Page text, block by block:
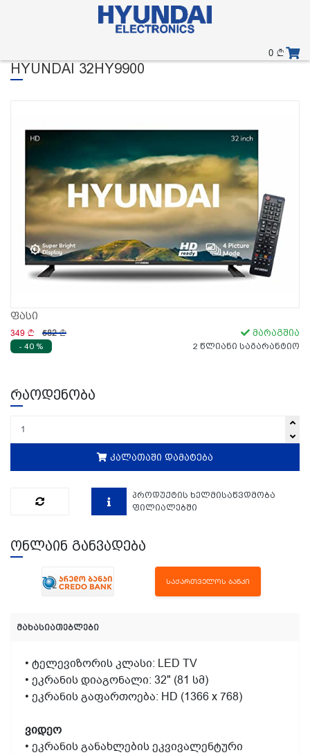
0
HYUNDAI 32HY9900
ფასი
349 582 მარაგშია
- 40 % 2 წლიანი საგარანტიო
რაოდენობა
კალათაში დამატება
პროდუქტის ხელმისაწვდმობა
ფილიალებში
ონლაინ განვადება
ᲡᲐᲥᲐᲠᲗᲕᲔᲚᲝᲡ ᲑᲐᲜᲙᲘ
მახასიათებლები
• ტელევიზორის კლასი: LED TV
• ეკრანის დიაგონალი: 32" (81 სმ)
• ეკრანის გაფართოება: HD (1366 x 768)
ვიდეო
• ეკრანის განახლების ეკვივალენტური